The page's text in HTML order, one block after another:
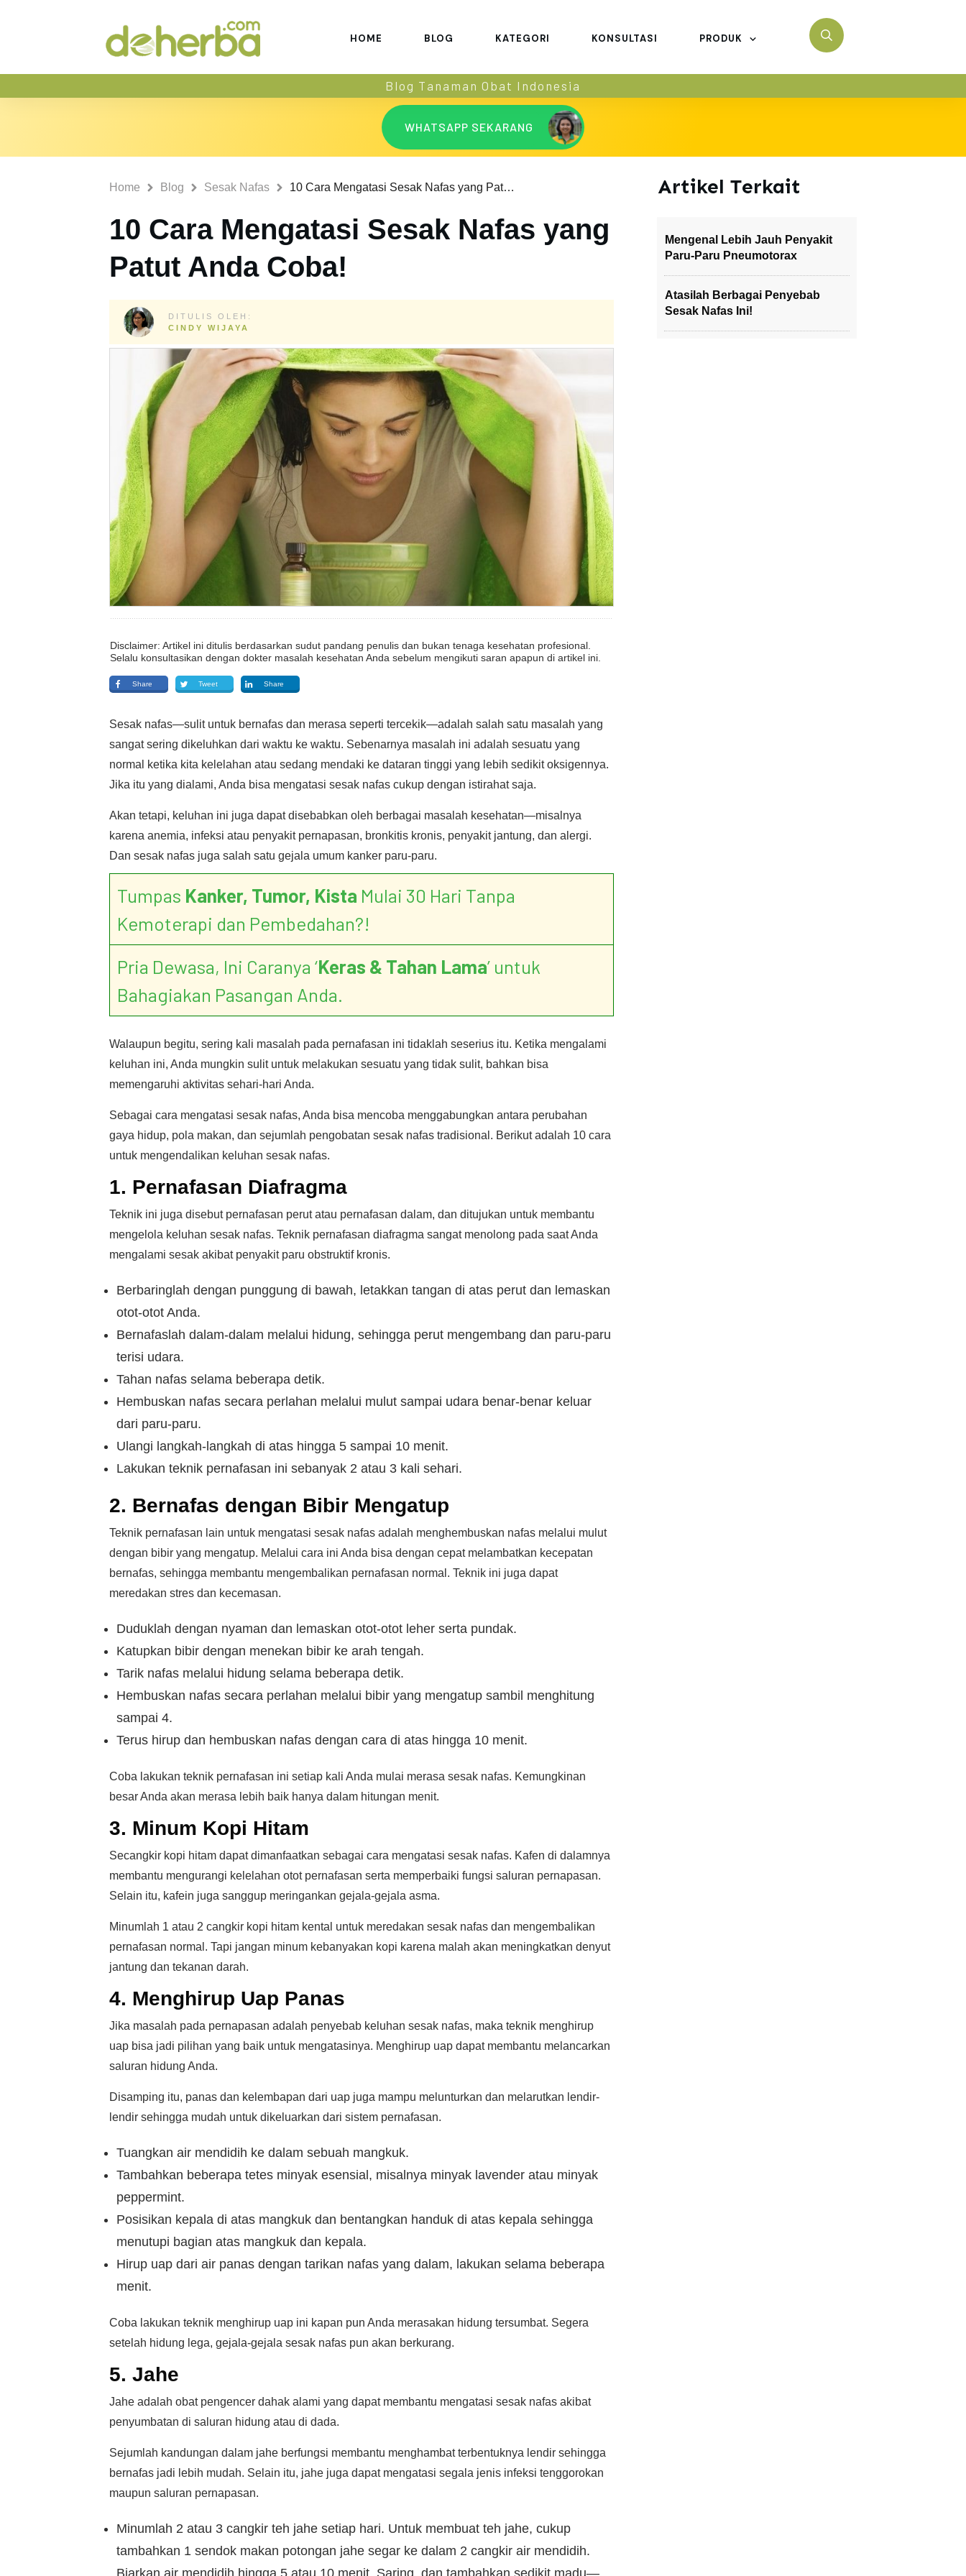
HOME BLOG KATEGORI KONSULTASI PRODUK
Blog Tanaman Obat Indonesia
WHATSAPP SEKARANG
Home Blog Sesak Nafas 10 Cara Mengatasi Sesak Nafas yang Patut Anda Coba!
10 Cara Mengatasi Sesak Nafas yang
Patut Anda Coba!
DITULIS OLEH:
CINDY WIJAYA
Disclaimer: Artikel ini ditulis berdasarkan sudut pandang penulis dan bukan tenaga kesehatan profesional.
Selalu konsultasikan dengan dokter masalah kesehatan Anda sebelum mengikuti saran apapun di artikel ini.
Share Tweet Share
Sesak nafas—sulit untuk bernafas dan merasa seperti tercekik—adalah salah satu masalah yang
sangat sering dikeluhkan dari waktu ke waktu. Sebenarnya masalah ini adalah sesuatu yang
normal ketika kita kelelahan atau sedang mendaki ke dataran tinggi yang lebih sedikit oksigennya.
Jika itu yang dialami, Anda bisa mengatasi sesak nafas cukup dengan istirahat saja.
Akan tetapi, keluhan ini juga dapat disebabkan oleh berbagai masalah kesehatan—misalnya
karena anemia, infeksi atau penyakit pernapasan, bronkitis kronis, penyakit jantung, dan alergi.
Dan sesak nafas juga salah satu gejala umum kanker paru-paru.
Tumpas Kanker, Tumor, Kista Mulai 30 Hari Tanpa
Kemoterapi dan Pembedahan?!
Pria Dewasa, Ini Caranya ‘Keras & Tahan Lama’ untuk
Bahagiakan Pasangan Anda.
Walaupun begitu, sering kali masalah pada pernafasan ini tidaklah seserius itu. Ketika mengalami
keluhan ini, Anda mungkin sulit untuk melakukan sesuatu yang tidak sulit, bahkan bisa
memengaruhi aktivitas sehari-hari Anda.
Sebagai cara mengatasi sesak nafas, Anda bisa mencoba menggabungkan antara perubahan
gaya hidup, pola makan, dan sejumlah pengobatan sesak nafas tradisional. Berikut adalah 10 cara
untuk mengendalikan keluhan sesak nafas.
1. Pernafasan Diafragma
Teknik ini juga disebut pernafasan perut atau pernafasan dalam, dan ditujukan untuk membantu
mengelola keluhan sesak nafas. Teknik pernafasan diafragma sangat menolong pada saat Anda
mengalami sesak akibat penyakit paru obstruktif kronis.
Berbaringlah dengan punggung di bawah, letakkan tangan di atas perut dan lemaskan
otot-otot Anda.
Bernafaslah dalam-dalam melalui hidung, sehingga perut mengembang dan paru-paru
terisi udara.
Tahan nafas selama beberapa detik.
Hembuskan nafas secara perlahan melalui mulut sampai udara benar-benar keluar
dari paru-paru.
Ulangi langkah-langkah di atas hingga 5 sampai 10 menit.
Lakukan teknik pernafasan ini sebanyak 2 atau 3 kali sehari.
2. Bernafas dengan Bibir Mengatup
Teknik pernafasan lain untuk mengatasi sesak nafas adalah menghembuskan nafas melalui mulut
dengan bibir yang mengatup. Melalui cara ini Anda bisa dengan cepat melambatkan kecepatan
bernafas, sehingga membantu mengembalikan pernafasan normal. Teknik ini juga dapat
meredakan stres dan kecemasan.
Duduklah dengan nyaman dan lemaskan otot-otot leher serta pundak.
Katupkan bibir dengan menekan bibir ke arah tengah.
Tarik nafas melalui hidung selama beberapa detik.
Hembuskan nafas secara perlahan melalui bibir yang mengatup sambil menghitung
sampai 4.
Terus hirup dan hembuskan nafas dengan cara di atas hingga 10 menit.
Coba lakukan teknik pernafasan ini setiap kali Anda mulai merasa sesak nafas. Kemungkinan
besar Anda akan merasa lebih baik hanya dalam hitungan menit.
3. Minum Kopi Hitam
Secangkir kopi hitam dapat dimanfaatkan sebagai cara mengatasi sesak nafas. Kafen di dalamnya
membantu mengurangi kelelahan otot pernafasan serta memperbaiki fungsi saluran pernapasan.
Selain itu, kafein juga sanggup meringankan gejala-gejala asma.
Minumlah 1 atau 2 cangkir kopi hitam kental untuk meredakan sesak nafas dan mengembalikan
pernafasan normal. Tapi jangan minum kebanyakan kopi karena malah akan meningkatkan denyut
jantung dan tekanan darah.
4. Menghirup Uap Panas
Jika masalah pada pernapasan adalah penyebab keluhan sesak nafas, maka teknik menghirup
uap bisa jadi pilihan yang baik untuk mengatasinya. Menghirup uap dapat membantu melancarkan
saluran hidung Anda.
Disamping itu, panas dan kelembapan dari uap juga mampu melunturkan dan melarutkan lendir-
lendir sehingga mudah untuk dikeluarkan dari sistem pernafasan.
Tuangkan air mendidih ke dalam sebuah mangkuk.
Tambahkan beberapa tetes minyak esensial, misalnya minyak lavender atau minyak
peppermint.
Posisikan kepala di atas mangkuk dan bentangkan handuk di atas kepala sehingga
menutupi bagian atas mangkuk dan kepala.
Hirup uap dari air panas dengan tarikan nafas yang dalam, lakukan selama beberapa
menit.
Coba lakukan teknik menghirup uap ini kapan pun Anda merasakan hidung tersumbat. Segera
setelah hidung lega, gejala-gejala sesak nafas pun akan berkurang.
5. Jahe
Jahe adalah obat pengencer dahak alami yang dapat membantu mengatasi sesak nafas akibat
penyumbatan di saluran hidung atau di dada.
Sejumlah kandungan dalam jahe berfungsi membantu menghambat terbentuknya lendir sehingga
bernafas jadi lebih mudah. Selain itu, jahe juga dapat mengatasi segala jenis infeksi tenggorokan
maupun saluran pernapasan.
Minumlah 2 atau 3 cangkir teh jahe setiap hari. Untuk membuat teh jahe, cukup
tambahkan 1 sendok makan potongan jahe segar ke dalam 2 cangkir air mendidih.
Biarkan air mendidih hingga 5 atau 10 menit. Saring, dan tambahkan sedikit madu—
Artikel Terkait
Mengenal Lebih Jauh Penyakit
Paru-Paru Pneumotorax
Atasilah Berbagai Penyebab
Sesak Nafas Ini!